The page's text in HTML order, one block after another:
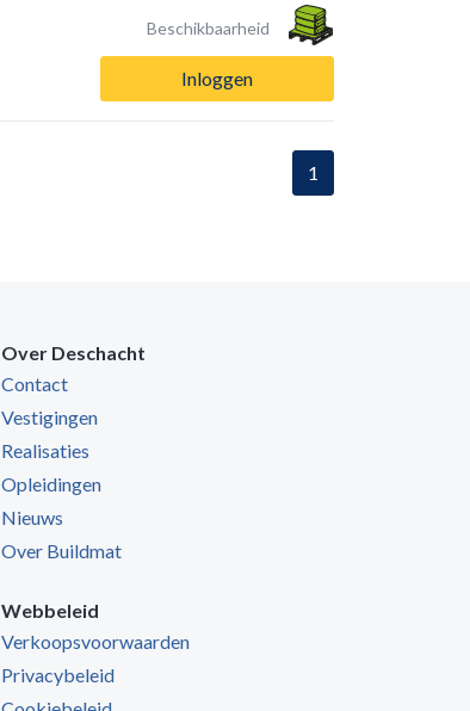
Beschikbaarheid
Inloggen
1
Over Deschacht
Contact
Vestigingen
Realisaties
Opleidingen
Nieuws
Over Buildmat
Webbeleid
Verkoopsvoorwaarden
Privacybeleid